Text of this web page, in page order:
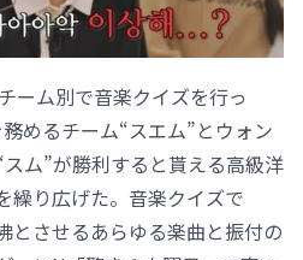
ーム別で音楽クイズを行っ
めるチーム“スエム”とウォン
ム”が勝利すると貰える高級洋
繰り広げた。音楽クイズで
とさせるあらゆる楽曲と振付の